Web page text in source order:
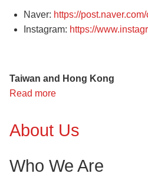
Naver: https://
Instagram: https://
Taiwan and Hong Kong
Read more
點
追
我
About Us
Who We Are